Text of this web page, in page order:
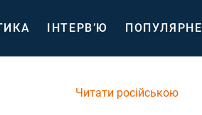
ІНТЕРВ’Ю ПОПУЛЯРНЕ
Читати російською